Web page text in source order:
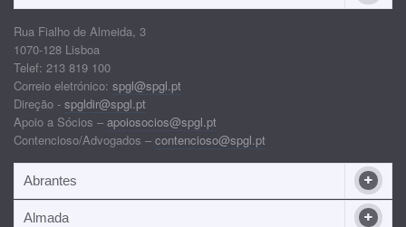
Rua Fialho de Almeida, 3
1070-128 Lisboa
Telef: 213 819 100
Correio eletrónico: spgl@spgl.pt
Direção - spgldir@spgl.pt
Apoio a Sócios – apoiosocios@spgl.pt
Contencioso/Advogados – contencioso@spgl.pt
Abrantes
Almada